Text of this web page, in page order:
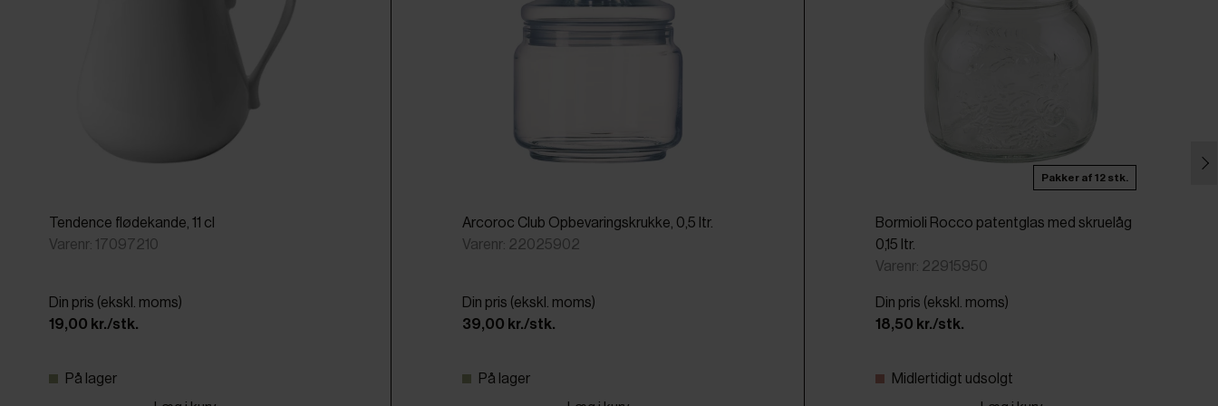
Tendence flødekande, 11 cl
Varenr: 17097210
Din pris (ekskl. moms)
19,00 kr./stk.
På lager
Arcoroc Club Opbevaringskrukke, 0,5 ltr.
Varenr: 22025902
Din pris (ekskl. moms)
39,00 kr./stk.
På lager
Pakker af 12 stk.
Bormioli Rocco patentglas med skruelåg
0,15 ltr.
Varenr: 22915950
Din pris (ekskl. moms)
18,50 kr./stk.
Midlertidigt udsolgt